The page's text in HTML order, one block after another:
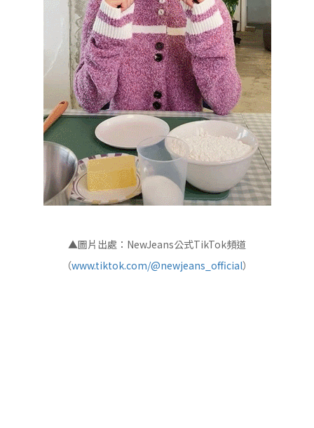
▲圖片出處：NewJeans公式TikTok頻道
（www.tiktok.com/@newjeans_official）